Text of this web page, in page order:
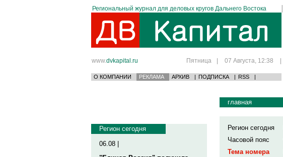
Региональный журнал для деловых кругов Дальнего Востока
www.dvkapital.ru Пятница | 07 Августа, 12:38 |
О КОМПАНИИ РЕКЛАМА АРХИВ | ПОДПИСКА | RSS |
Регион сегодня
06.08 |
главная
Регион сегодня
Часовой пояс
Тема номера